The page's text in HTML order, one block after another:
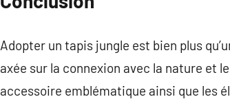
Adopter un tapis jungle est bien plus
axée sur la connexion avec la nature et
accessoire emblématique ainsi que les